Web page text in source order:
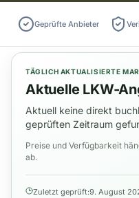
Geprüfte Anbieter
TÄGLICH AKTUALISIERTE
Aktuelle LKW-
Aktuell keine direkt
geprüften Zeitraum
Preise und Verfügbarkeit
ab.
Zuletzt geprüft:9. August